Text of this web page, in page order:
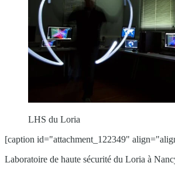
LHS du Loria
[caption id="attachment_122349"
Laboratoire de haute sécurité du Loria à